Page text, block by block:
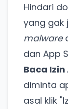
Hindari
yang gak
malware
dan App
Baca
diminta
asal klik